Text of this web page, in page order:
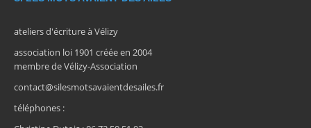
ateliers d'écriture à Vélizy
association loi 1901 créée en 2004
membre de Vélizy-Association
contact@silesmotsavaientdesailes.fr
téléphones :